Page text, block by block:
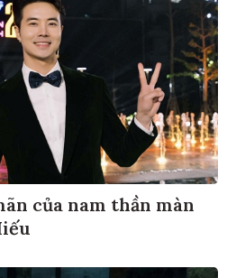
của nam thần màn